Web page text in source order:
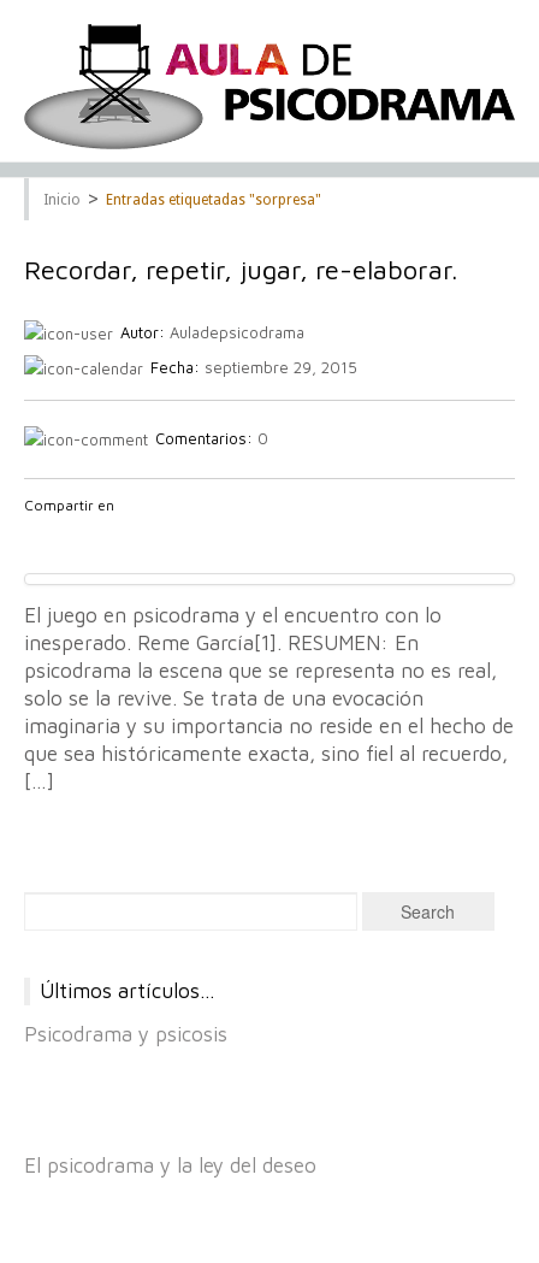
Inicio > Entradas etiquetadas "sorpresa"
Recordar, repetir, jugar, re-elaborar.
Autor: Auladepsicodrama
Fecha: septiembre 29, 2015
Comentarios: 0
Compartir en
El juego en psicodrama y el encuentro con lo
inesperado. Reme García[1]. RESUMEN: En
psicodrama la escena que se representa no es real,
solo se la revive. Se trata de una evocación
imaginaria y su importancia no reside en el hecho de
que sea históricamente exacta, sino fiel al recuerdo,
[…]
Últimos artículos…
Psicodrama y psicosis
El psicodrama y la ley del deseo